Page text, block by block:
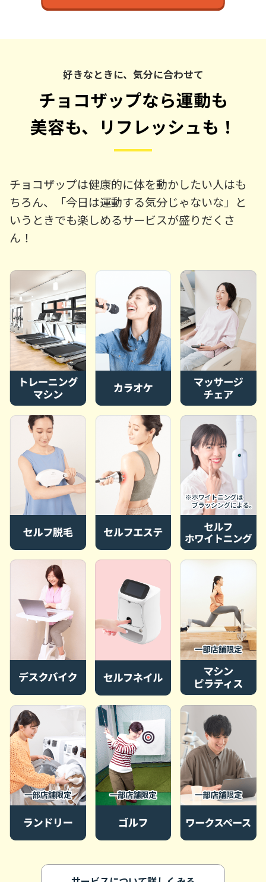
好きなときに、気分に合わせて
チョコザップなら運動も
美容も、リフレッシュも！
チョコザップは健康的に体を動かしたい人はも
ちろん、「今日は運動する気分じゃないな」と
いうときでも楽しめるサービスが盛りだくさ
ん！